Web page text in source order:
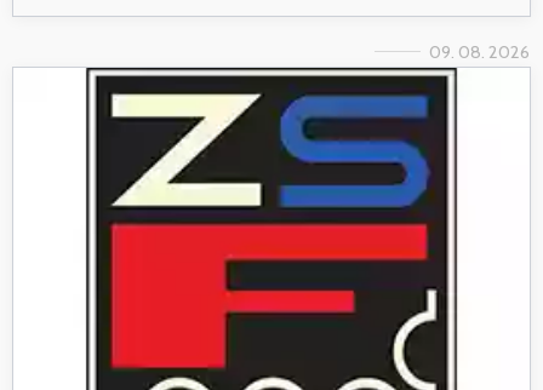
09. 08. 2026